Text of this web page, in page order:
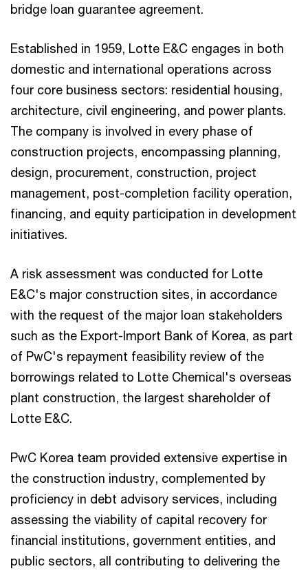
bridge loan guarantee agreement.
Established in 1959, Lotte E&C engages in both
domestic and international operations across
four core business sectors: residential housing,
architecture, civil engineering, and power plants.
The company is involved in every phase of
construction projects, encompassing planning,
design, procurement, construction, project
management, post-completion facility operation,
financing, and equity participation in development
initiatives.
A risk assessment was conducted for Lotte
E&C's major construction sites, in accordance
with the request of the major loan stakeholders
such as the Export-Import Bank of Korea, as part
of PwC's repayment feasibility review of the
borrowings related to Lotte Chemical's overseas
plant construction, the largest shareholder of
Lotte E&C.
PwC Korea team provided extensive expertise in
the construction industry, complemented by
proficiency in debt advisory services, including
assessing the viability of capital recovery for
financial institutions, government entities, and
public sectors, all contributing to delivering the